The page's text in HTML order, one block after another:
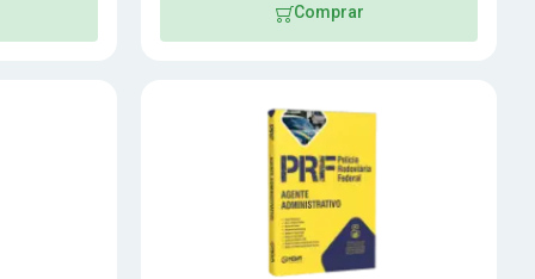
Comprar